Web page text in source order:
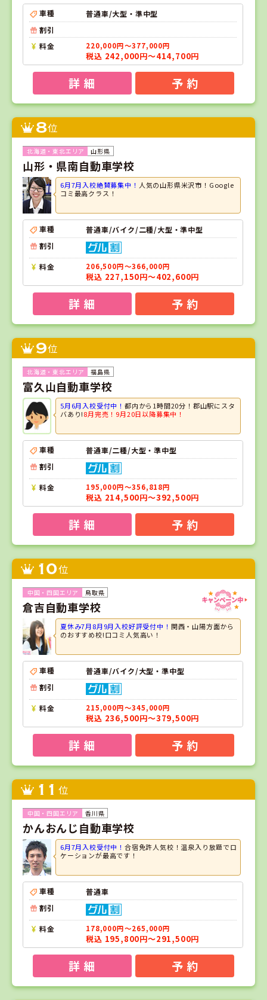
車種
普通車/大型・準中型
割引
料金
220,000円～377,000円
税込 242,000円～414,700円
詳 細 予 約
8位
山形県
山形・県南自動車学校
6月7月入校絶賛募集中！ 人気の山形県米沢市！Google
コミ最高クラス！
車種
普通車/バイク/二種/大型・準中型
割引
料金 206,500円～366,000円
税込 227,150円～402,600円
詳 細 予 約
9位
福島県
富久山自動車学校
5月6月入校受付中！都内から1時間20分！郡山駅にスタ
バあり!8月完売！9月20日以降募集中！
車種
普通車/二種/大型・準中型
割引
料金 195,000円～356,818円
税込 214,500円～392,500円
詳 細 予 約
10位
鳥取県
倉吉自動車学校
夏休み7月8月9月入校好評受付中！ 関西・山陽方面から
のおすすめ校!口コミ人気高い！
車種
普通車/バイク/大型・準中型
割引
料金 215,000円～345,000円
税込 236,500円～379,500円
詳 細 予 約
11 位
香川県
かんおんじ自動車学校
6月7月入校受付中！合宿免許人気校！温泉入り放題でロ
ケーションが最高です！
車種
普通車
割引
料金 178,000円～265,000円
税込 195,800円～291,500円
詳 細 予 約